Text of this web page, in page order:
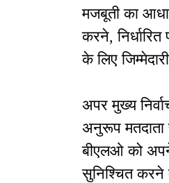
मजबूती का
करने,
के लिए
अपर मुख्य
अनुरूप मतदाता
बीएलओ को
सुनिश्चित करने